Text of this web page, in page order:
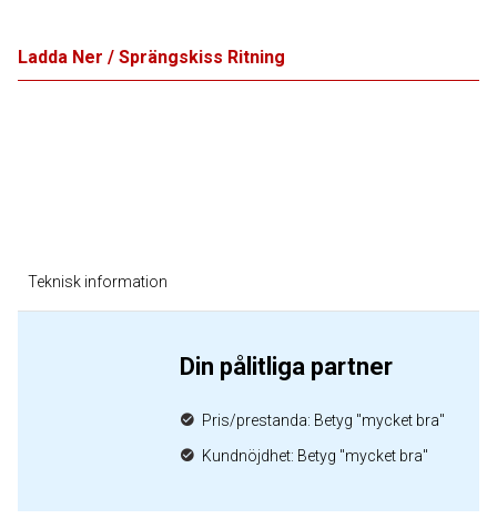
Ladda Ner / Sprängskiss Ritning
Teknisk information
Din pålitliga partner
Pris/prestanda: Betyg "mycket bra"
Kundnöjdhet: Betyg "mycket bra"